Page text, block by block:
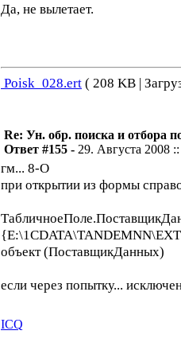
Да, не вылетает.
Poisk_028.ert ( 208 KB |
Re: Ун. обр. поиска и отбора
Ответ #155 - 29. Августа 2008
гм... 8-O
при открытии из формы
объект (ПоставщикДанных)
если через попытку...
ICQ